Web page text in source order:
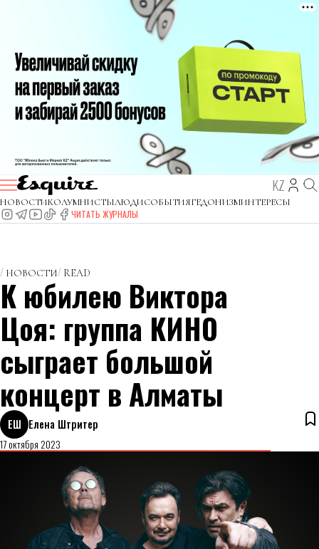
KZ
НОВОСТИКОЛУМНИСТЫЛЮДИСОБЫТИЯГЕДОНИЗМИНТЕРЕСЫ
ЧИТАТЬ ЖУРНАЛЫ
НОВОСТИ READ
К юбилею Виктора
Цоя: группа КИНО
сыграет большой
концерт в Алматы
ЕШ Елена Штритер
17 октября 2023